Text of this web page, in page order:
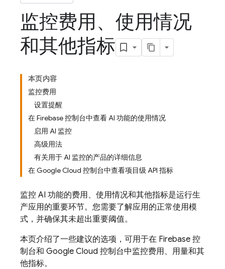
监控费用、使用情况
和其他指标
本页内容
监控费用
设置提醒
在 Firebase 控制台中查看 AI 功能的使用情况
启用 AI 监控
高级用法
有关用于 AI 监控的产品的详细信息
在 Google Cloud 控制台中查看项目级 API 指标
监控 AI 功能的费用、使用情况和其他指标是运行生
产应用的重要环节。您需要了解应用的正常使用模
式，并确保其未超出重要阈值。
本页介绍了一些建议的选项，可用于在 Firebase 控
制台和 Google Cloud 控制台中监控费用、用量和其
他指标。